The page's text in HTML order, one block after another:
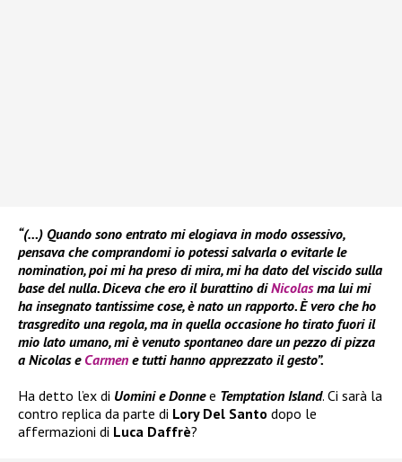
“(…) Quando sono entrato mi elogiava in modo ossessivo,
pensava che comprandomi io potessi salvarla o evitarle le
nomination, poi mi ha preso di mira, mi ha dato del viscido sulla
base del nulla. Diceva che ero il burattino diNicolasma lui mi
ha insegnato tantissime cose, è nato un rapporto. È vero che ho
trasgredito una regola, ma in quella occasione ho tirato fuori il
mio lato umano, mi è venuto spontaneo dare un pezzo di pizza
a Nicolas e Carmen e tutti hanno apprezzato il gesto”.
Ha detto l’ex di Uomini e Donnee Temptation Island. Ci sarà la
contro replica da parte di Lory Del Santo dopo le
affermazioni di Luca Daffrè?